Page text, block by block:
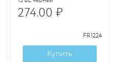
274.00 ₽
FR1224
Купить